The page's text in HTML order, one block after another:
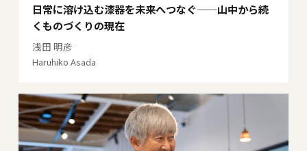
日常に溶け込む漆器を未来へつなぐ——山中から続
くものづくりの現在
浅田 明彦
Haruhiko Asada